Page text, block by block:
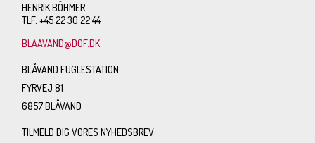
HENRIK BÖHMER
TLF. +45 22 30 22 44
BLAAVAND@DOF.DK
BLÅVAND FUGLESTATION
FYRVEJ 81
6857 BLÅVAND
TILMELD DIG VORES NYHEDSBREV